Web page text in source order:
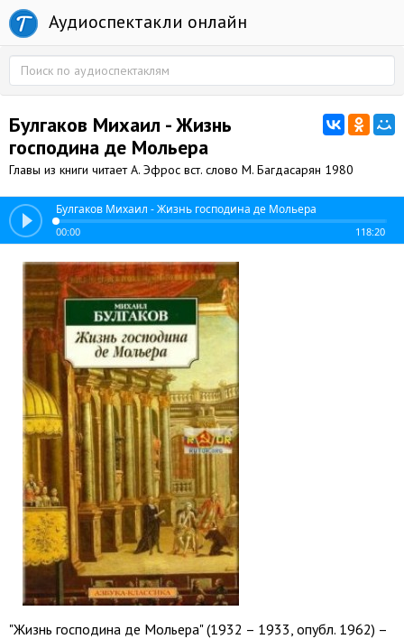
Аудиоспектакли онлайн
Булгаков Михаил - Жизнь
господина де Мольера
Главы из книги читает А. Эфрос вст. слово М. Багдасарян 1980
Булгаков Михаил - Жизнь господина де Мольера
00:00 118:20
"Жизнь господина де Мольера" (1932 – 1933, опубл. 1962) –